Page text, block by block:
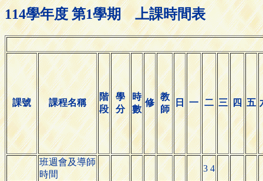
114學年度 第1學期 上課時間表
課號 課程名稱
階
段
學
分
時
數
修
教
師
日 一 二 三 四 五
班週會及導師
時間
3 4